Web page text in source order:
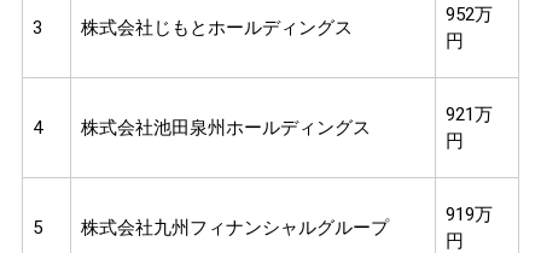
3 株式会社じもとホールディングス
952万
円
4 株式会社池田泉州ホールディングス
921万
円
5 株式会社九州フィナンシャルグループ
919万
円